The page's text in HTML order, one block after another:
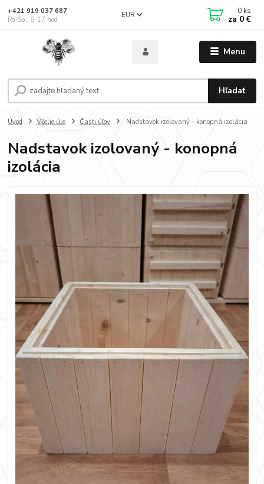
Menu
EUR
Hľadať
+421 919 037 687
Po-So , 8-17 hod
0 ks
za 0 €
Úvod Včelie úle Časti úľov Nadstavok izolovaný - konopná izolácia
Nadstavok izolovaný - konopná
izolácia